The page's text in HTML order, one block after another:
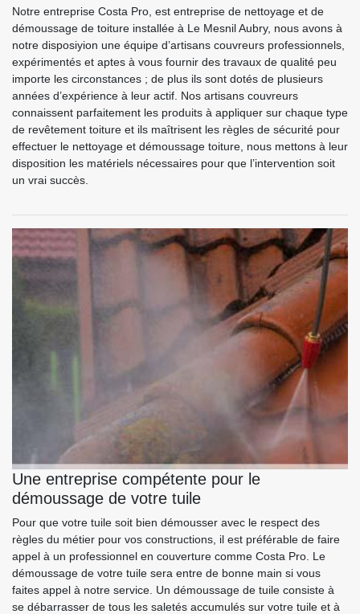
Notre entreprise Costa Pro, est entreprise de nettoyage et de
démoussage de toiture installée à Le Mesnil Aubry, nous avons à
notre disposiyion une équipe d’artisans couvreurs professionnels,
expérimentés et aptes à vous fournir des travaux de qualité peu
importe les circonstances ; de plus ils sont dotés de plusieurs
années d’expérience à leur actif. Nos artisans couvreurs
connaissent parfaitement les produits à appliquer sur chaque type
de revêtement toiture et ils maîtrisent les règles de sécurité pour
effectuer le nettoyage et démoussage toiture, nous mettons à leur
disposition les matériels nécessaires pour que l’intervention soit
un vrai succès.
Une entreprise compétente pour le
démoussage de votre tuile
Pour que votre tuile soit bien démousser avec le respect des
règles du métier pour vos constructions, il est préférable de faire
appel à un professionnel en couverture comme Costa Pro. Le
démoussage de votre tuile sera entre de bonne main si vous
faites appel à notre service. Un démoussage de tuile consiste à
se débarrasser de tous les saletés accumulés sur votre tuile et à